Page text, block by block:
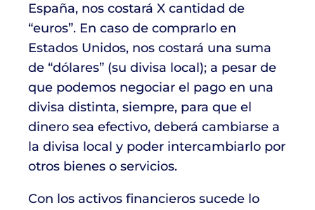
España, nos costará X cantidad de
“euros”. En caso de comprarlo en
Estados Unidos, nos costará una suma
de “dólares” (su divisa local); a pesar de
que podemos negociar el pago en una
divisa distinta, siempre, para que el
dinero sea efectivo, deberá cambiarse a
la divisa local y poder intercambiarlo por
otros bienes o servicios.
Con los activos financieros sucede lo